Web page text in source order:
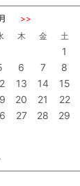
>>
木 金 土
1
6 7
8
13 14
15
20 21
22
27 28
29